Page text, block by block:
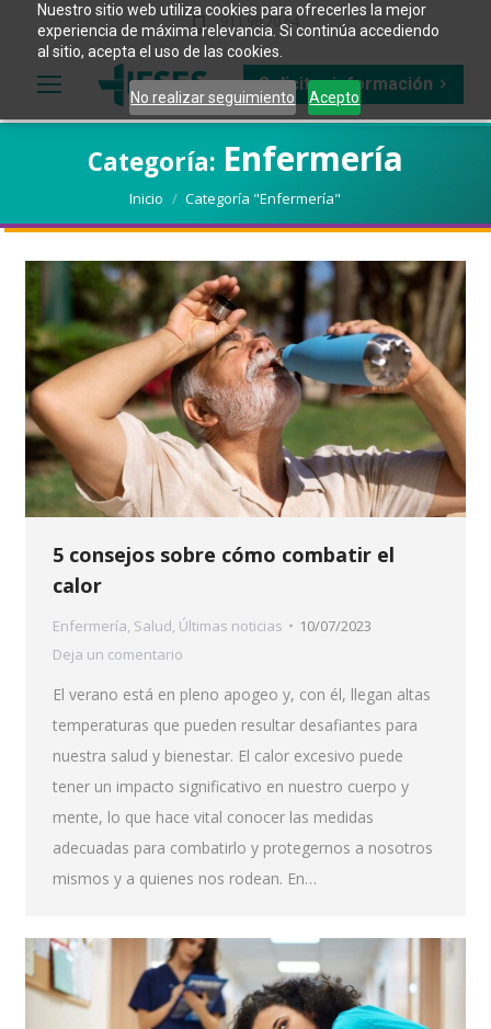
Nuestro sitio web utiliza cookies para ofrecerles la mejor
experiencia de máxima relevancia. Si continúa accediendo
al sitio, acepta el uso de las cookies.
No realizar seguimiento Acepto
911 98 70 64
Solicitar información
Categoría: Enfermería
Estás aquí:
Inicio Categoría "Enfermería"
5 consejos sobre cómo combatir el
calor
Enfermería, Salud, Últimas noticias
10/07/2023
Deja un comentario
El verano está en pleno apogeo y, con él, llegan altas
temperaturas que pueden resultar desafiantes para
nuestra salud y bienestar. El calor excesivo puede
tener un impacto significativo en nuestro cuerpo y
mente, lo que hace vital conocer las medidas
adecuadas para combatirlo y protegernos a nosotros
mismos y a quienes nos rodean. En…